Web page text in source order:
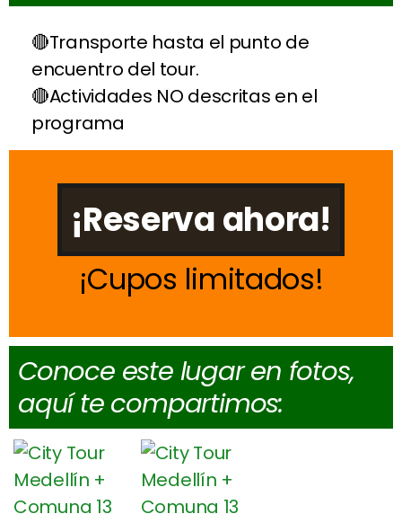
Transporte hasta el punto de
encuentro del tour.
Actividades NO descritas en el
programa
¡Reserva ahora!
Cupos limitados
Conoce este lugar en fotos,
aquí te compartimos: